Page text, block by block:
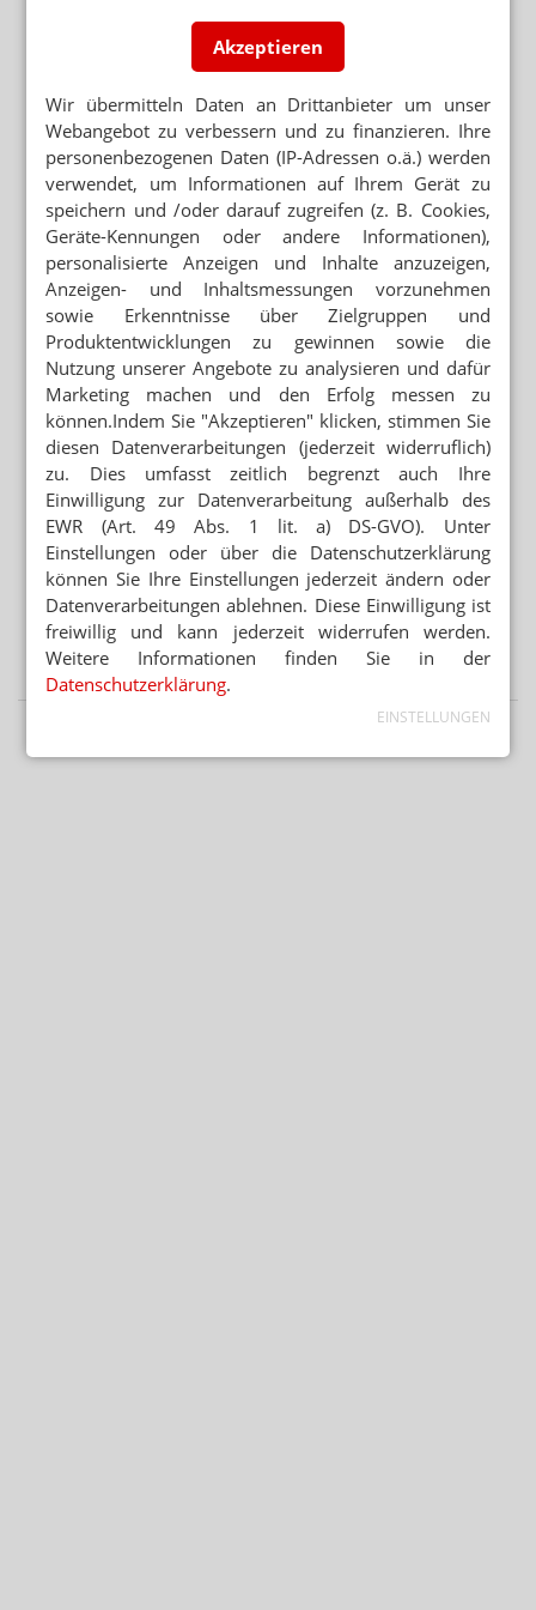
Akzeptieren
Wir übermitteln Daten an Drittanbieter um unser
Webangebot zu verbessern und zu finanzieren. Ihre
personenbezogenen Daten (IP-Adressen o.ä.) werden
verwendet, um Informationen auf Ihrem Gerät zu
speichern und /oder darauf zugreifen (z. B. Cookies,
Geräte-Kennungen oder andere Informationen),
personalisierte Anzeigen und Inhalte anzuzeigen,
Anzeigen- und Inhaltsmessungen vorzunehmen
sowie Erkenntnisse über Zielgruppen und
Produktentwicklungen zu gewinnen sowie die
Nutzung unserer Angebote zu analysieren und dafür
Marketing machen und den Erfolg messen zu
können.Indem Sie "Akzeptieren" klicken, stimmen Sie
diesen Datenverarbeitungen (jederzeit widerruflich)
zu. Dies umfasst zeitlich begrenzt auch Ihre
Einwilligung zur Datenverarbeitung außerhalb des
EWR (Art. 49 Abs. 1 lit. a) DS-GVO). Unter
Einstellungen oder über die Datenschutzerklärung
können Sie Ihre Einstellungen jederzeit ändern oder
Datenverarbeitungen ablehnen. Diese Einwilligung ist
freiwillig und kann jederzeit widerrufen werden.
Weitere Informationen finden Sie in der
Datenschutzerklärung.
EINSTELLUNGEN
REFORM DES NACHRICHTENDIENSTRECHTS
Schutzniveau für Apotheken unzureichend
„DAFÜR BRAUCHEN WIR APOTHEKEN“
Inhaberin: „Bei Angst hilft kein Online-Warenkorb“
ABNEHMSPRITZEN
Irreführende Werbung: Novo Nordisk verklagt Lilly
Mehr aus Ressort
ADHOC24 VOM 19.12.25
Reform passiert Kabinett / Neue Welle von
Rezeptfälschungen / 20.000 Euro Schaden / dm-med
gestartet
ADHOC24 VOM 18.12.2025
Frauwallner: Keine Zusammenarbeit mit dm / Caprelsa-
Rezepte gefälscht / Appell an Merz / Fixum rauf
ADHOC24 VOM 17.12.2025
ApoVWG passiert Kabinett / Abda ist enttäuscht / EuGH
prüft OTC-Versandverbot / Clip statt Blackout